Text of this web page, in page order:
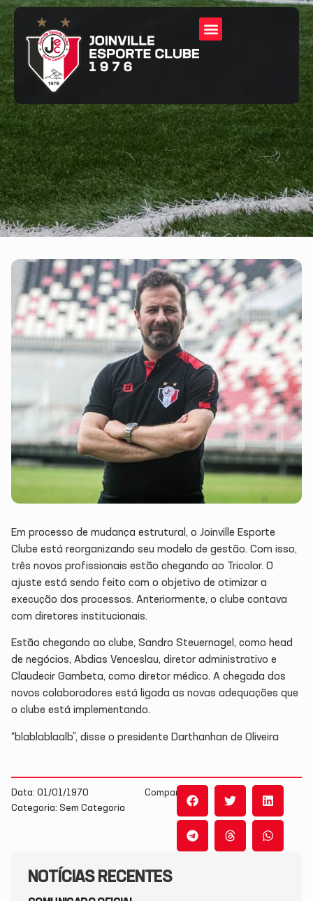
NOTÍCIAS RECENTES
Em processo de mudança estrutural, o Joinville Esporte
Clube está reorganizando seu modelo de gestão. Com isso,
três novos profissionais estão chegando ao Tricolor. O
ajuste está sendo feito com o objetivo de otimizar a
execução dos processos. Anteriormente, o clube contava
com diretores institucionais.
Estão chegando ao clube, Sandro Steuernagel, como head
de negócios, Abdias Venceslau, diretor administrativo e
Claudecir Gambeta, como diretor médico. A chegada dos
novos colaboradores está ligada as novas adequações que
o clube está implementando.
“blablablaalb”, disse o presidente Darthanhan de Oliveira
Data: 01/01/1970
Categoria: Sem Categoria
Compartilhe: